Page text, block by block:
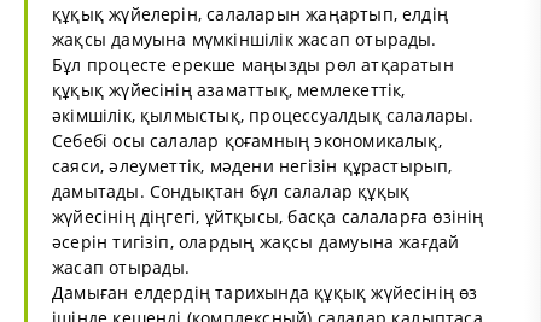
құқық жүйелерін, салаларын жаңартып, елдің
жақсы дамуына мүмкіншілік жасап отырады.
Бұл процесте ерекше маңызды рөл атқаратын
құқық жүйесінің азаматтық, мемлекеттік,
әкімшілік, қылмыстық, процессуалдық салалары.
Себебі осы салалар қоғамның экономикалық,
саяси, әлеуметтік, мәдени негізін құрастырып,
дамытады. Сондықтан бұл салалар құқық
жүйесінің діңгегі, ұйтқысы, басқа салаларға өзінің
әсерін тигізіп, олардың жақсы дамуына жағдай
жасап отырады.
Дамыған елдердің тарихында құқық жүйесінің өз
ішінде кешенді (комплексный) салалар қалыптаса